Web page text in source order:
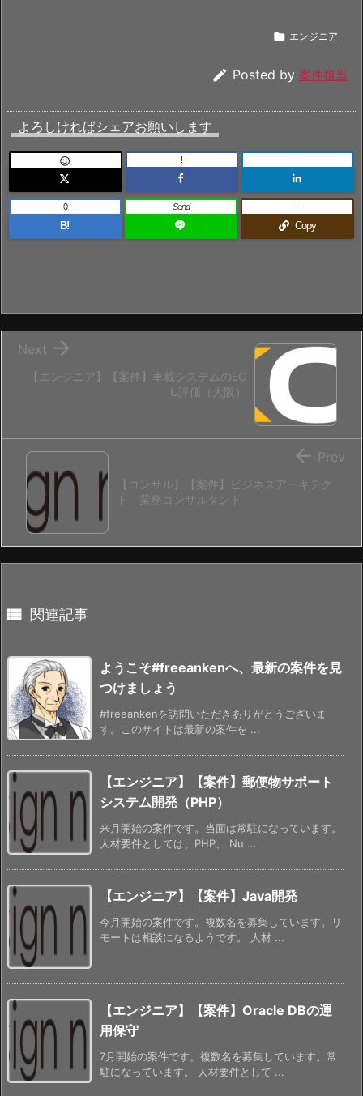
 エンジニア
 Posted by 案件担当
よろしければシェアお願いします
 ! -
B!
0 Send
Copy
-
【エンジニア】【案件】車載システムのEC
U評価（大阪）

Next
【コンサル】【案件】ビジネスアーキテク
ト、業務コンサルタント
 Prev
 関連記事
ようこそ#freeankenへ、最新の案件を見
つけましょう
#freeankenを訪問いただきありがとうございま
す。このサイトは最新の案件を ...
【エンジニア】【案件】郵便物サポート
システム開発（PHP）
来月開始の案件です。当面は常駐になっています。
人材要件としては、PHP、 Nu ...
【エンジニア】【案件】Java開発
今月開始の案件です。複数名を募集しています。リ
モートは相談になるようです。 人材 ...
【エンジニア】【案件】Oracle DBの運
用保守
7月開始の案件です。複数名を募集しています。常
駐になっています。 人材要件として ...